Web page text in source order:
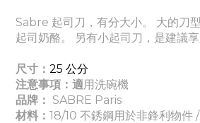
Sabre 起司刀，有分大小。 大的刀
起司奶酪。 另有小起司刀，是建議享
尺寸： 25 公分
注意事項：適用洗碗機
品牌： SABRE Paris
材料： 18/10 不銹鋼用於非鋒利物件